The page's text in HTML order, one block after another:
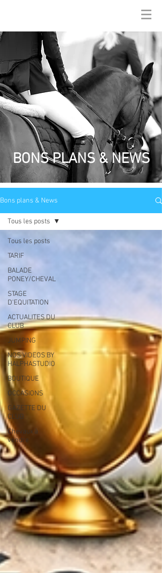
BONS PLANS & NEWS
Bons plans & News
Tous les posts
TARIF
BALADE
PONEY/CHEVAL
STAGE
D'EQUITATION
ACTUALITES DU
CLUB
JUMPING
NOS VIDEOS BY
HALPHASTUDIO
BOUTIQUE
OCCASIONS
GAZETTE DU
CLUB
Chevaux à
vendre
Tous les posts